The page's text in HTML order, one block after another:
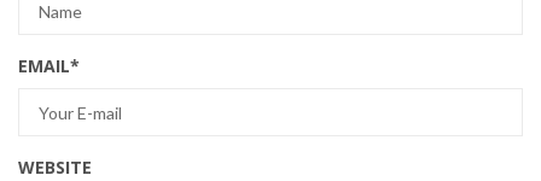
EMAIL*
WEBSITE